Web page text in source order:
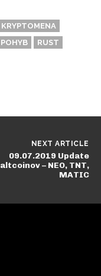
KRYPTOMENA
POHYB
RUST
NEXT ARTICLE
09.07.2019 Update
altcoinov – NEO, TNT,
MATIC